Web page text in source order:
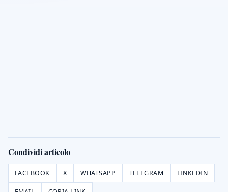
Condividi articolo
FACEBOOK X WHATSAPP TELEGRAM LINKEDIN